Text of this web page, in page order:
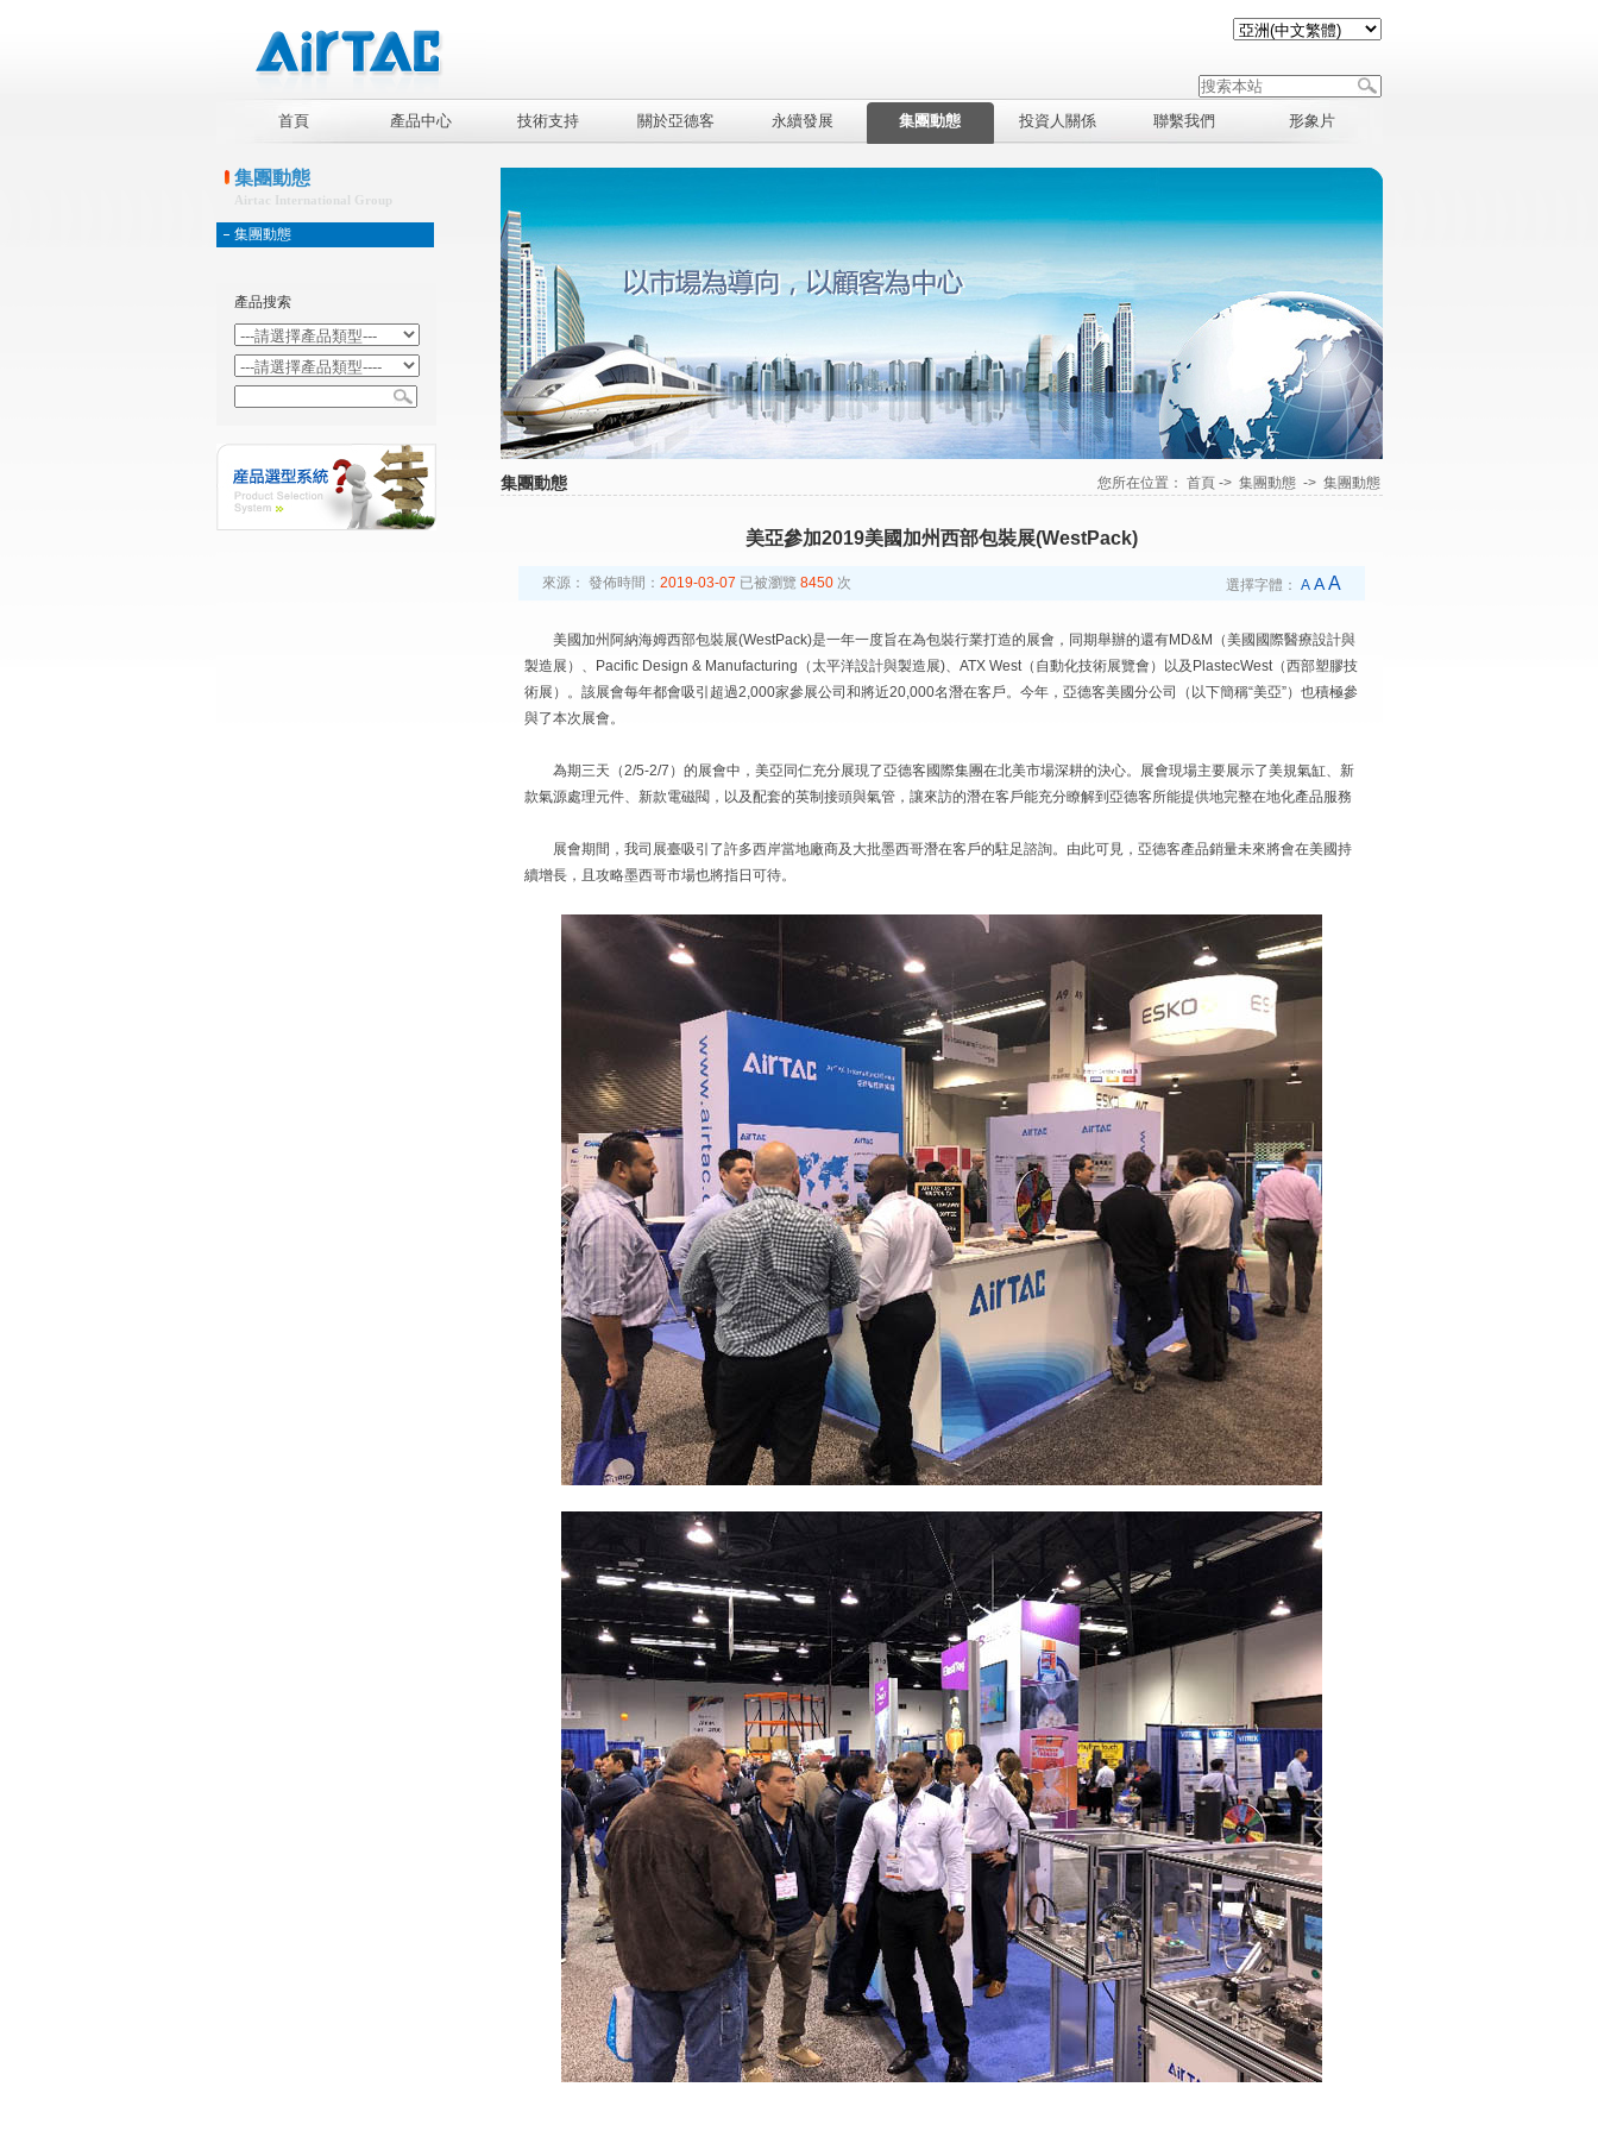
首頁 產品中心 技術支持 關於亞德客 永續發展 集團動態 投資人關係 聯繫我們 形象片
集團動態
Airtac International Group
集團動態
產品搜索
集團動態 您所在位置： 首頁-> 集團動態-> 集團動態
美亞參加2019美國加州西部包裝展(WestPack)
來源： 發佈時間： 2019-03-07 已被瀏覽 8450次 選擇字體： AAA
美國加州阿納海姆西部包裝展(WestPack)是一年一度旨在為包裝行業打造的展會，同期舉辦的還有MD&M（美國國際醫療設計與
製造展）、Pacific Design & Manufacturing（太平洋設計與製造展)、ATX West（自動化技術展覽會）以及PlastecWest（西部塑膠技
術展）。該展會每年都會吸引超過2,000家參展公司和將近20,000名潛在客戶。今年，亞德客美國分公司（以下簡稱“美亞”）也積極參
與了本次展會。
為期三天（2/5-2/7）的展會中，美亞同仁充分展現了亞德客國際集團在北美市場深耕的決心。展會現場主要展示了美規氣缸、新
款氣源處理元件、新款電磁閥，以及配套的英制接頭與氣管，讓來訪的潛在客戶能充分瞭解到亞德客所能提供地完整在地化產品服務
展會期間，我司展臺吸引了許多西岸當地廠商及大批墨西哥潛在客戶的駐足諮詢。由此可見，亞德客產品銷量未來將會在美國持
續增長，且攻略墨西哥市場也將指日可待。